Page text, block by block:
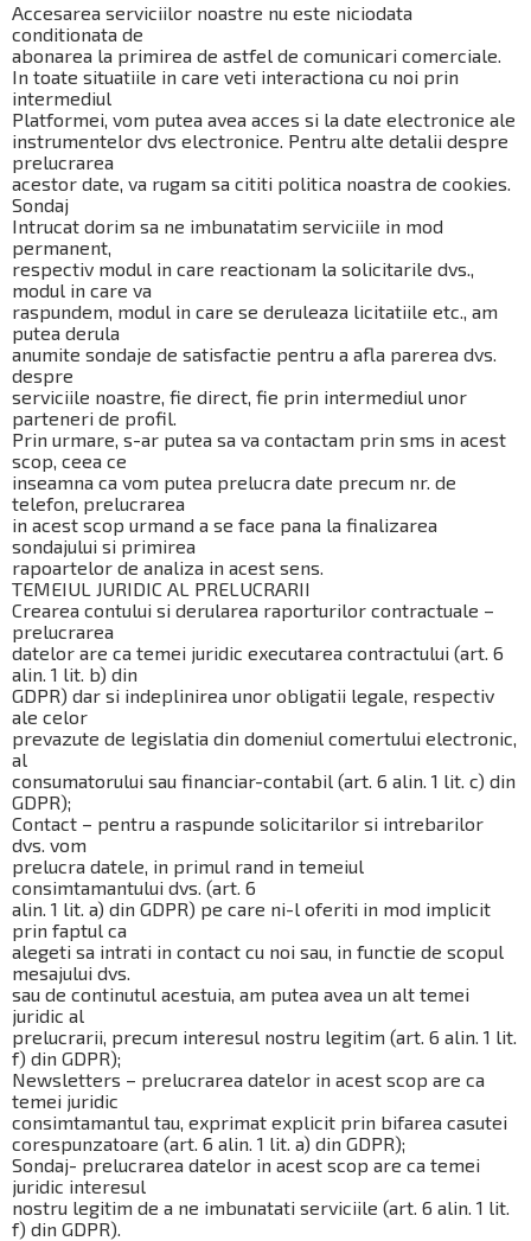
Accesarea serviciilor noastre nu este niciodata
conditionata de
abonarea la primirea de astfel de comunicari comerciale.
In toate situatiile in care veti interactiona cu noi prin
intermediul
Platformei, vom putea avea acces si la date electronice ale
instrumentelor dvs electronice. Pentru alte detalii despre
prelucrarea
acestor date, va rugam sa cititi politica noastra de cookies.
Sondaj
Intrucat dorim sa ne imbunatatim serviciile in mod
permanent,
respectiv modul in care reactionam la solicitarile dvs.,
modul in care va
raspundem, modul in care se deruleaza licitatiile etc., am
putea derula
anumite sondaje de satisfactie pentru a afla parerea dvs.
despre
serviciile noastre, fie direct, fie prin intermediul unor
parteneri de profil.
Prin urmare, s-ar putea sa va contactam prin sms in acest
scop, ceea ce
inseamna ca vom putea prelucra date precum nr. de
telefon, prelucrarea
in acest scop urmand a se face pana la finalizarea
sondajului si primirea
rapoartelor de analiza in acest sens.
TEMEIUL JURIDIC AL PRELUCRARII
Crearea contului si derularea raporturilor contractuale –
prelucrarea
datelor are ca temei juridic executarea contractului (art. 6
alin. 1 lit. b) din
GDPR) dar si indeplinirea unor obligatii legale, respectiv
ale celor
prevazute de legislatia din domeniul comertului electronic,
al
consumatorului sau financiar-contabil (art. 6 alin. 1 lit. c) din
GDPR);
Contact – pentru a raspunde solicitarilor si intrebarilor
dvs. vom
prelucra datele, in primul rand in temeiul
consimtamantului dvs. (art. 6
alin. 1 lit. a) din GDPR) pe care ni-l oferiti in mod implicit
prin faptul ca
alegeti sa intrati in contact cu noi sau, in functie de scopul
mesajului dvs.
sau de continutul acestuia, am putea avea un alt temei
juridic al
prelucrarii, precum interesul nostru legitim (art. 6 alin. 1 lit.
f) din GDPR);
Newsletters – prelucrarea datelor in acest scop are ca
temei juridic
consimtamantul tau, exprimat explicit prin bifarea casutei
corespunzatoare (art. 6 alin. 1 lit. a) din GDPR);
Sondaj- prelucrarea datelor in acest scop are ca temei
juridic interesul
nostru legitim de a ne imbunatati serviciile (art. 6 alin. 1 lit.
f) din GDPR).